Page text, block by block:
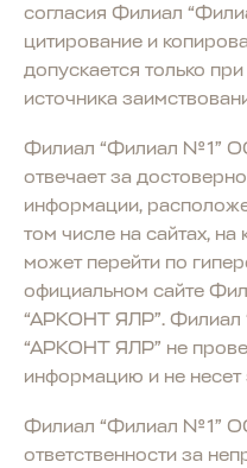
согласия Филиал
цитирование и
допускается только
источника
Филиал “Филиал №1”
отвечает за
информации,
том числе на сайтах,
может перейти по
официальном сайте
“АРКОНТ ЯЛР”.
“АРКОНТ ЯЛР” не
информацию и не несет
Филиал “Филиал №1”
ответственности за